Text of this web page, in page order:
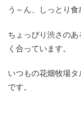
う～ん、しっとり食
ちょっぴり渋さの
く合っています。
いつもの花畑牧場
です。